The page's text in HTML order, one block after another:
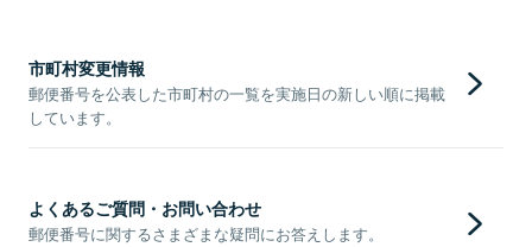
市町村変更情報
郵便番号を公表した市町村の一覧を実施日の新しい順に掲載
しています。
よくあるご質問・お問い合わせ
郵便番号に関するさまざまな疑問にお答えします。